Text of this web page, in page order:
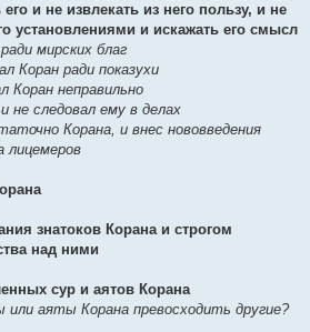
его и не извлекать из него пользу, и не
установлениями и искажать его смысл
мирских благ
Коран ради показухи
неправильно
следовал ему в делах
Корана, и внес нововведения
лицемеров
знатоков Корана и строгом
над ними
сур и аятов Корана
или аяты Корана превосходить другие?